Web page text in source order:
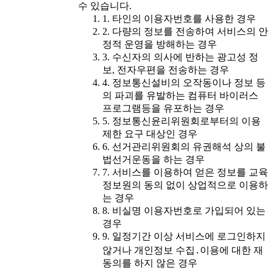
수 있습니다.
1. 타인의 이용자번호를 사용한 경우
2. 다량의 정보를 전송하여 서비스의 안
정적 운영을 방해하는 경우
3. 수신자의 의사에 반하는 광고성 정
보, 전자우편을 전송하는 경우
4. 정보통신설비의 오작동이나 정보 등
의 파괴를 유발하는 컴퓨터 바이러스
프로그램등을 유포하는 경우
5. 정보통신윤리위원회로부터의 이용
제한 요구 대상인 경우
6. 선거관리위원회의 유권해석 상의 불
법선거운동을 하는 경우
7. 서비스를 이용하여 얻은 정보를 교육
정보원의 동의 없이 상업적으로 이용하
는 경우
8. 비실명 이용자번호로 가입되어 있는
경우
9. 일정기간 이상 서비스에 로그인하지
않거나 개인정보 수집․이용에 대한 재
동의를 하지 않은 경우